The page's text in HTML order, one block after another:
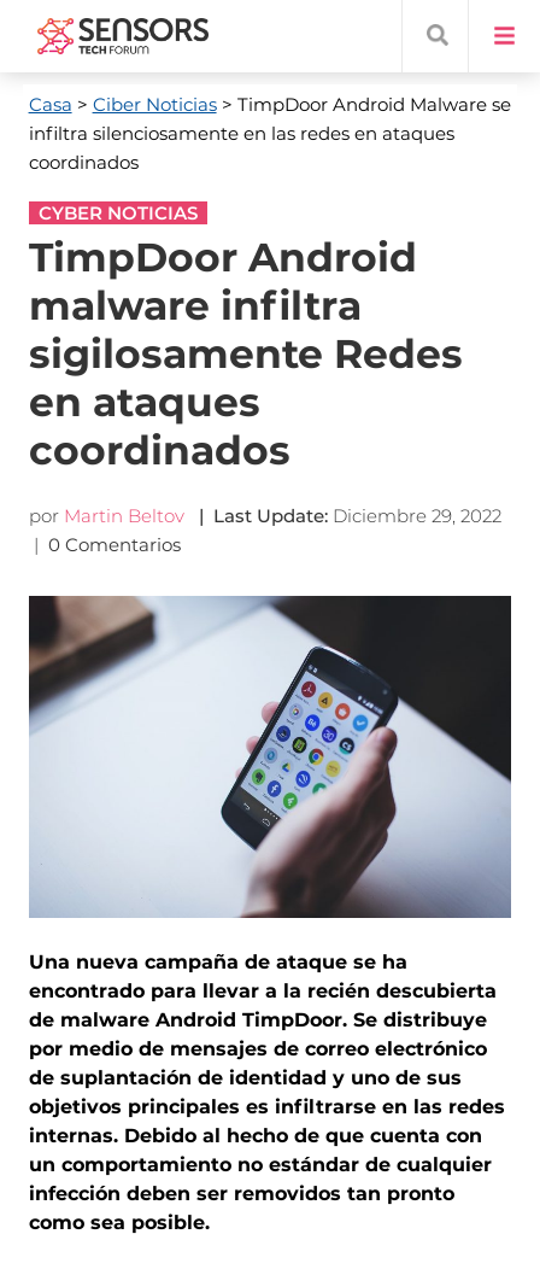
Casa > Ciber Noticias> TimpDoor Android Malware se
infiltra silenciosamente en las redes en ataques
coordinados
CYBER NOTICIAS
TimpDoor Android
malware infiltra
sigilosamente Redes
en ataques
coordinados
por Martin Beltov | Last Update: Diciembre 29, 2022
| 0 Comentarios
Una nueva campaña de ataque se ha
encontrado para llevar a la recién descubierta
de malware Android TimpDoor. Se distribuye
por medio de mensajes de correo electrónico
de suplantación de identidad y uno de sus
objetivos principales es infiltrarse en las redes
internas. Debido al hecho de que cuenta con
un comportamiento no estándar de cualquier
infección deben ser removidos tan pronto
como sea posible.